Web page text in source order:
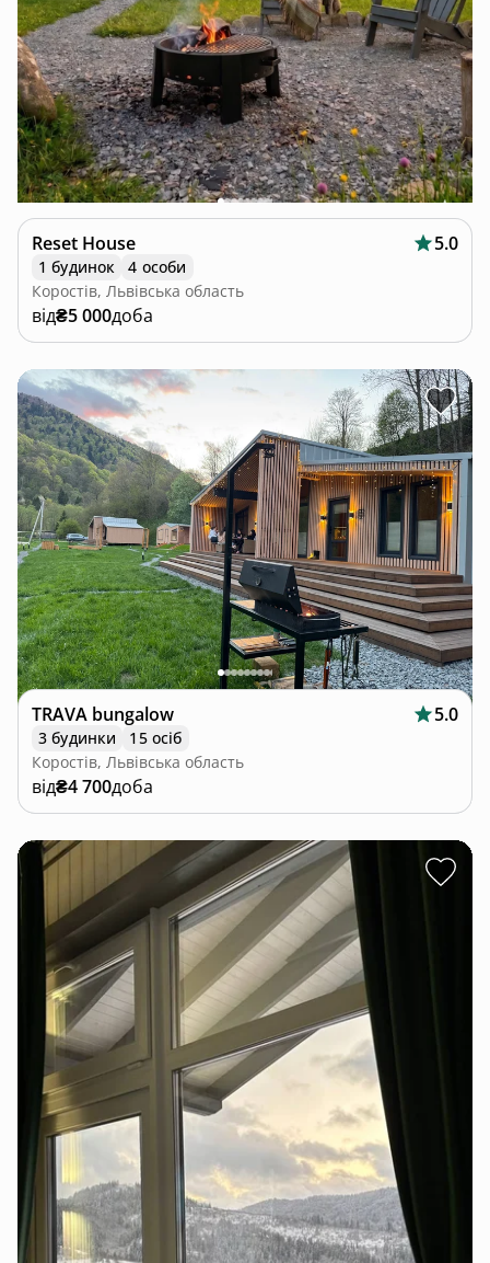
Reset House 5.0
1 будинок
4 особи
Коростів, Львівська область
від₴5 000доба
TRAVA bungalow 5.0
3 будинки
15 осіб
Коростів, Львівська область
від₴4 700доба